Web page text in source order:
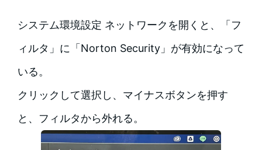
システム環境設定 ネットワークを開くと、「フ
ィルタ」に「Norton Security」が有効になって
いる。
クリックして選択し、マイナスボタンを押す
と、フィルタから外れる。